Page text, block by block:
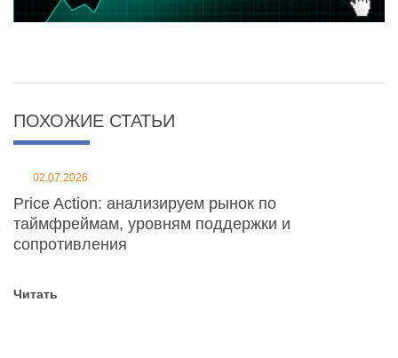
ПОХОЖИЕ СТАТЬИ
02.07.2026
Price Action: анализируем рынок по
таймфреймам, уровням поддержки и
сопротивления
Читать